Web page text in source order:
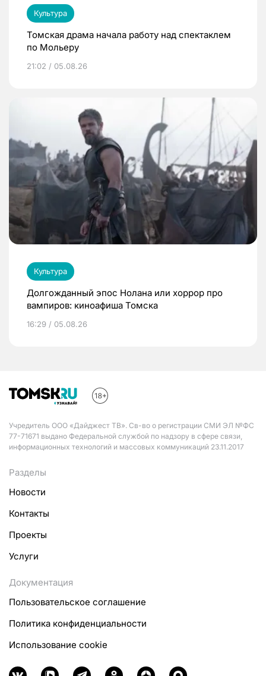
Культура
Томская драма начала работу над спектаклем
по Мольеру
21:02 / 05.08.26
Культура
Долгожданный эпос Нолана или хоррор про
вампиров: киноафиша Томска
16:29 / 05.08.26
Учредитель ООО «Дайджест ТВ». Св-во о регистрации СМИ ЭЛ №ФС
77-71671 выдано Федеральной службой по надзору в сфере связи,
информационных технологий и массовых коммуникаций 23.11.2017
Разделы
Новости
Контакты
Проекты
Услуги
Документация
Пользовательское соглашение
Политика конфиденциальности
Использование cookie